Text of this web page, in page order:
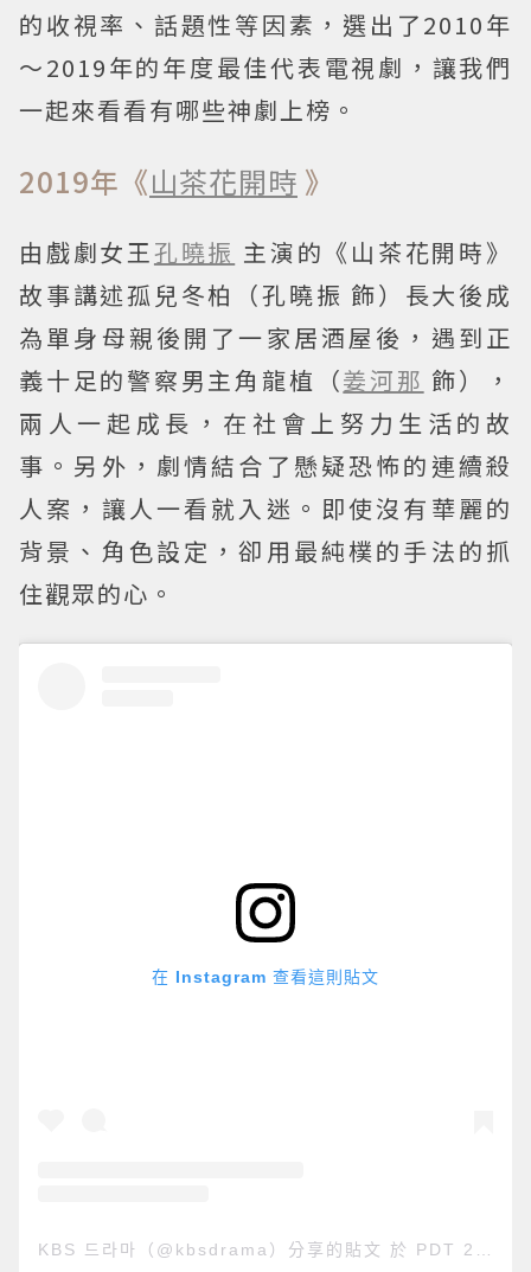
的收視率、話題性等因素，選出了2010年
～2019年的年度最佳代表電視劇，讓我們
一起來看看有哪些神劇上榜。
2019年《山茶花開時 》
由戲劇女王 孔曉振 主演的《山茶花開時》
故事講述孤兒冬柏（孔曉振 飾）長大後成
為單身母親後開了一家居酒屋後，遇到正
義十足的警察男主角龍植（姜河那 飾），
兩人一起成長，在社會上努力生活的故
事。另外，劇情結合了懸疑恐怖的連續殺
人案，讓人一看就入迷。即使沒有華麗的
背景、角色設定，卻用最純樸的手法的抓
住觀眾的心。
在 Instagram 查看這則貼文
KBS 드라마（@kbsdrama）分享的貼文 於 PDT 2019 年 9月 月 2 日 下午 7:53